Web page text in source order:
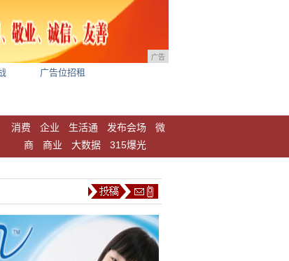
广告
广告位招租
消费 企业 生活通 发布会场
微
商
商业 大数据 315爆光